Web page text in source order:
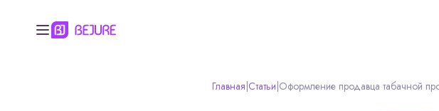
Главная Статьи Оформление продавца табачной